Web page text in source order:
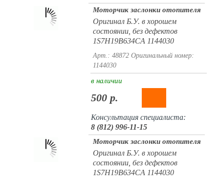
Моторчик заслонки отопителя
Оригинал Б.У. в хорошем
состоянии, без дефектов
1S7H19B634CA 1144030
Арт.: 48872 Оригинальный номер:
1144030
в наличии
500 р.
Консультация специалиста:
8 (812) 996-11-15
Моторчик заслонки отопителя
Оригинал Б.У. в хорошем
состоянии, без дефектов
1S7H19B634CA 1144030